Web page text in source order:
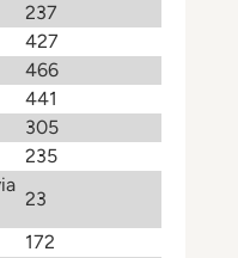
237
427
466
441
305
235
23
172